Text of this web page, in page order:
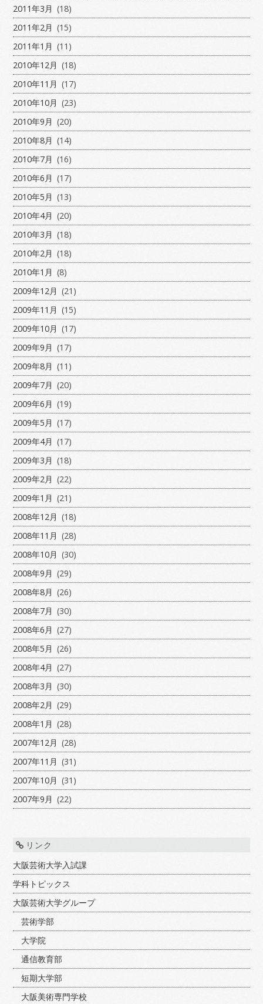
2011年3月 (18)
2011年2月 (15)
2011年1月 (11)
2010年12月 (18)
2010年11月 (17)
2010年10月 (23)
2010年9月 (20)
2010年8月 (14)
2010年7月 (16)
2010年6月 (17)
2010年5月 (13)
2010年4月 (20)
2010年3月 (18)
2010年2月 (18)
2010年1月 (8)
2009年12月 (21)
2009年11月 (15)
2009年10月 (17)
2009年9月 (17)
2009年8月 (11)
2009年7月 (20)
2009年6月 (19)
2009年5月 (17)
2009年4月 (17)
2009年3月 (18)
2009年2月 (22)
2009年1月 (21)
2008年12月 (18)
2008年11月 (28)
2008年10月 (30)
2008年9月 (29)
2008年8月 (26)
2008年7月 (30)
2008年6月 (27)
2008年5月 (26)
2008年4月 (27)
2008年3月 (30)
2008年2月 (29)
2008年1月 (28)
2007年12月 (28)
2007年11月 (31)
2007年10月 (31)
2007年9月 (22)
リンク
大阪芸術大学入試課
学科トピックス
大阪芸術大学グループ
芸術学部
大学院
通信教育部
短期大学部
大阪美術専門学校